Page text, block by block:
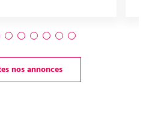
nos annonces